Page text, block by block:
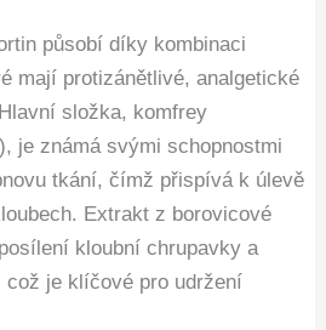
působí díky kombinaci
mají protizánětlivé, analgetické
složka, komfrey
je známá svými schopnostmi
tkání, čímž přispívá k úlevě
Extrakt z borovicové
kloubní chrupavky a
je klíčové pro udržení